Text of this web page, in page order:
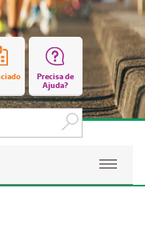
Precisa de
Ajuda?